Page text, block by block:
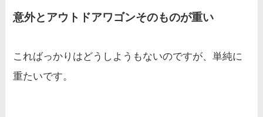
意外とアウトドアワゴンそのものが重い
こればっかりはどうしようもないのですが、単純に
重たいです。